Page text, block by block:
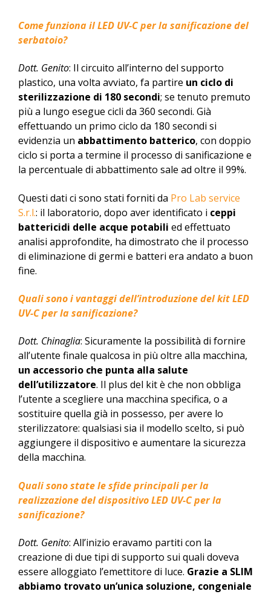
Come funziona il LED UV-C per la sanificazione del
serbatoio?
Dott. Genito: Il circuito all’interno del supporto
plastico, una volta avviato, fa partire un ciclo di
sterilizzazione di 180 secondi; se tenuto premuto
più a lungo esegue cicli da 360 secondi. Già
effettuando un primo ciclo da 180 secondi si
evidenzia un abbattimento batterico, con doppio
ciclo si porta a termine il processo di sanificazione e
la percentuale di abbattimento sale ad oltre il 99%.
Questi dati ci sono stati forniti da Pro Lab service
S.r.l.: il laboratorio, dopo aver identificato i ceppi
battericidi delle acque potabili ed effettuato
analisi approfondite, ha dimostrato che il processo
di eliminazione di germi e batteri era andato a buon
fine.
Quali sono i vantaggi dell’introduzione del kit LED
UV-C per la sanificazione?
Dott. Chinaglia: Sicuramente la possibilità di fornire
all’utente finale qualcosa in più oltre alla macchina,
un accessorio che punta alla salute
dell’utilizzatore. Il plus del kit è che non obbliga
l’utente a scegliere una macchina specifica, o a
sostituire quella già in possesso, per avere lo
sterilizzatore: qualsiasi sia il modello scelto, si può
aggiungere il dispositivo e aumentare la sicurezza
della macchina.
Quali sono state le sfide principali per la
realizzazione del dispositivo LED UV-C per la
sanificazione?
Dott. Genito: All’inizio eravamo partiti con la
creazione di due tipi di supporto sui quali doveva
essere alloggiato l’emettitore di luce. Grazie a SLIM
abbiamo trovato un’unica soluzione, congeniale